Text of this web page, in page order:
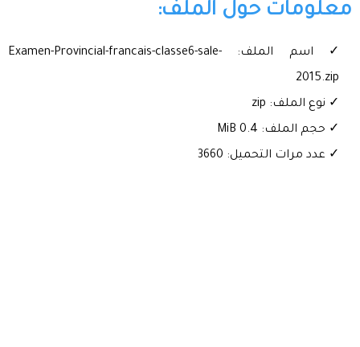
معلومات حول الملف:
✓ اسم الملف: Examen-Provincial-francais-classe6-sale-
2015.zip
✓ نوع الملف: zip
✓ حجم الملف: 0.4 MiB
✓ عدد مرات التحميل: 3660